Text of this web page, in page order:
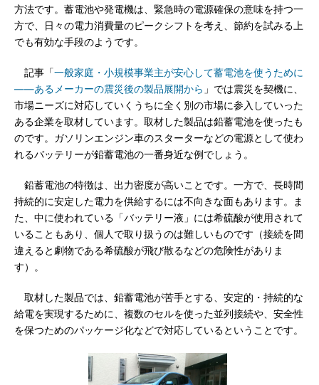
方法です。蓄電池や発電機は、緊急時の電源確保の意味を持つ一
方で、日々の電力消費量のピークシフトを考え、節約を試みる上
でも有効な手段のようです。
記事「一般家庭・小規模事業主が安心して蓄電池を使うために
――あるメーカーの震災後の製品展開から 」では震災を契機に、
市場ニーズに対応していくうちに全く別の市場に参入していった
ある企業を取材しています。取材した製品は鉛蓄電池を使ったも
のです。ガソリンエンジン車のスターターなどの電源として使わ
れるバッテリーが鉛蓄電池の一番身近な例でしょう。
鉛蓄電池の特徴は、出力密度が高いことです。一方で、長時間
持続的に安定した電力を供給するには不向きな面もあります。ま
た、中に使われている「バッテリー液」には希硫酸が使用されて
いることもあり、個人で取り扱うのは難しいものです（接続を間
違えると劇物である希硫酸が飛び散るなどの危険性がありま
す）。
取材した製品では、鉛蓄電池が苦手とする、安定的・持続的な
給電を実現するために、複数のセルを使った並列接続や、安全性
を保つためのパッケージ化などで対応しているということです。